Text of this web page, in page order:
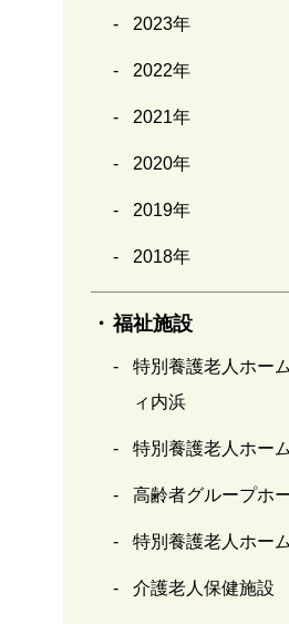
2023年
2022年
2021年
2020年
2019年
2018年
福祉施設
特別養護老人ホー
ィ内浜
特別養護老人ホー
高齢者グループホ
特別養護老人ホー
介護老人保健施設